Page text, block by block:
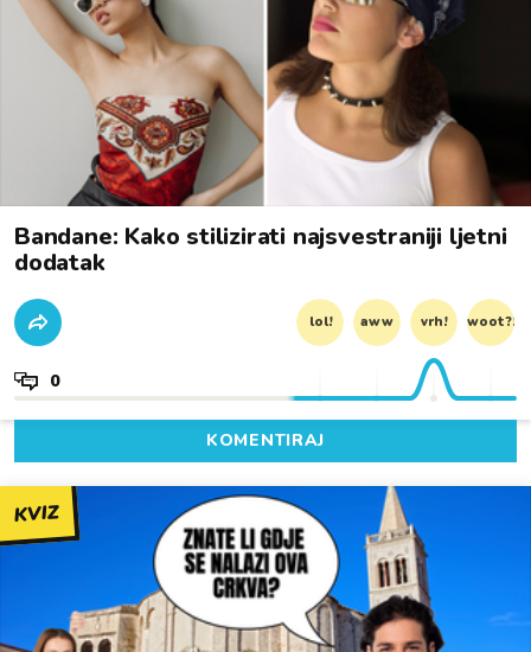
Bandane: Kako stilizirati najsvestraniji ljetni
dodatak
lol! aww vrh! woot?!
0
KOMENTIRAJ
KVIZ